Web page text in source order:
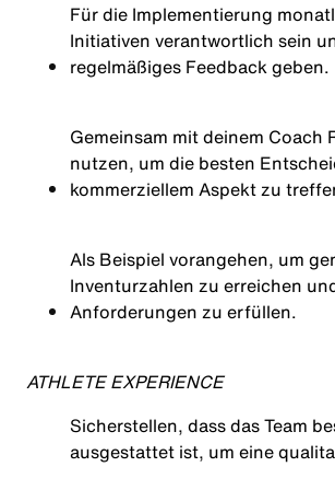
Für die Implementierung
Initiativen verantwortlich sein
regelmäßiges Feedbackgeben.
Gemeinsam mitdeinem Coach
nutzen, um die besten
kommerziellem Aspektzu
Als Beispiel vorangehen, um
Inventurzahlen zu erreichen
Anforderungen zu erfüllen.
ATHLETE EXPERIENCE
Sicherstellen, dass das Team
ausgestattet ist, um eine